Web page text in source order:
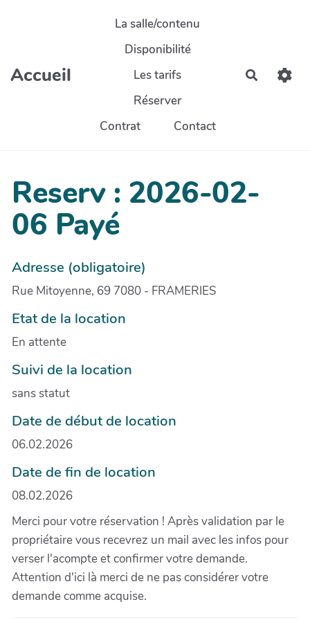
Aller au contenu principal
Accueil
La salle/contenu
Disponibilité
Les tarifs
Réserver
Contrat
Contact
Reserv : 2026-02-
06 Payé
Adresse (obligatoire)
Rue Mitoyenne, 69 7080 - FRAMERIES
Etat de la location
En attente
Suivi de la location
sans statut
Date de début de location
06.02.2026
Date de fin de location
08.02.2026
Merci pour votre réservation ! Après validation par le
propriétaire vous recevrez un mail avec les infos pour
verser l'acompte et confirmer votre demande.
Attention d'ici là merci de ne pas considérer votre
demande comme acquise.